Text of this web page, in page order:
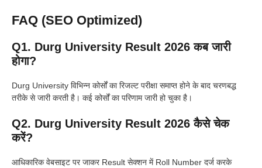
FAQ (SEO Optimized)
Q1. Durg University Result 2026 कब जारी
होगा?
Durg University विभिन्न कोर्सों का रिजल्ट परीक्षा समाप्त होने के बाद चरणबद्ध
तरीके से जारी करती है। कई कोर्सों का परिणाम जारी हो चुका है।
Q2. Durg University Result 2026 कैसे चेक
करें?
आधिकारिक वेबसाइट पर जाकर Result सेक्शन में Roll Number दर्ज करके